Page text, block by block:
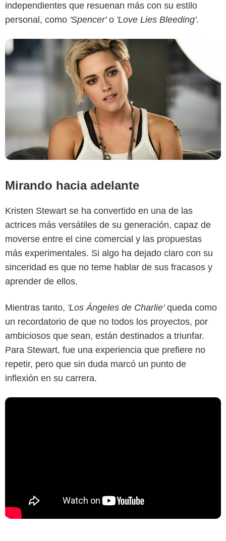
independientes que resuenan más con su estilo
personal, como 'Spencer'o 'Love Lies Bleeding'.
Mirando hacia adelante
Kristen Stewart se ha convertido en una de las
actrices más versátiles de su generación, capaz de
moverse entre el cine comercial y las propuestas
más experimentales. Si algo ha dejado claro con su
sinceridad es que no teme hablar de sus fracasos y
aprender de ellos.
Mientras tanto, 'Los Ángeles de Charlie'queda como
un recordatorio de que no todos los proyectos, por
ambiciosos que sean, están destinados a triunfar.
Para Stewart, fue una experiencia que prefiere no
repetir, pero que sin duda marcó un punto de
inflexión en su carrera.